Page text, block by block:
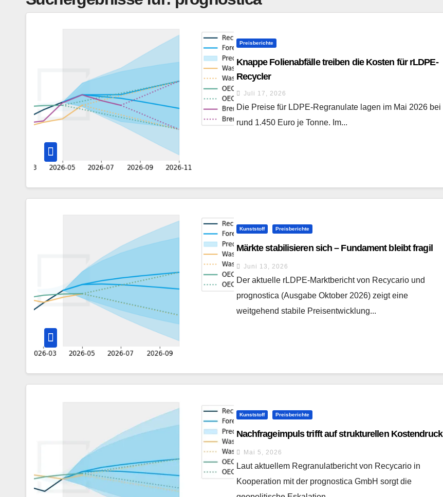
Preisberichte
Knappe Folienabfälle treiben die Kosten für rLDPE-
Recycler
Juli 17, 2026
Die Preise für LDPE-Regranulate lagen im Mai 2026 bei
rund 1.450 Euro je Tonne. Im...
Kunststoff Preisberichte
Märkte stabilisieren sich – Fundament bleibt fragil
Juni 13, 2026
Der aktuelle rLDPE-Marktbericht von Recycario und
prognostica (Ausgabe Oktober 2026) zeigt eine
weitgehend stabile Preisentwicklung...
Kunststoff Preisberichte
Nachfrageimpuls trifft auf strukturellen Kostendruck
Mai 5, 2026
Laut aktuellem Regranulatbericht von Recycario in
Kooperation mit der prognostica GmbH sorgt die